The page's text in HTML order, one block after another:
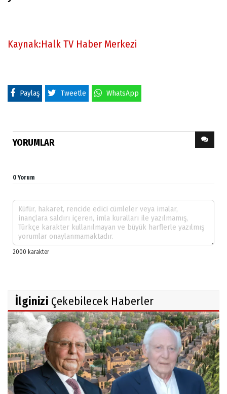
Kaynak:Halk TV Haber Merkezi
Paylaş Tweetle WhatsApp
YORUMLAR
0 Yorum
İlginizi Çekebilecek Haberler